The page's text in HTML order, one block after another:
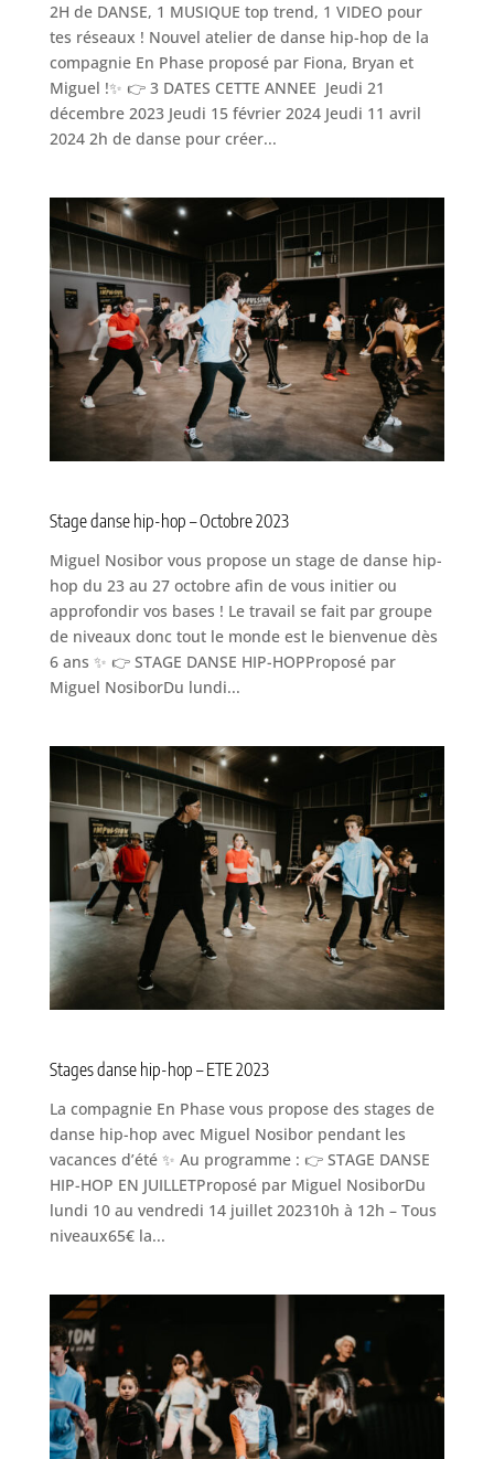
2H de DANSE, 1 MUSIQUE top trend, 1 VIDEO pour
tes réseaux ! Nouvel atelier de danse hip-hop de la
compagnie En Phase proposé par Fiona, Bryan et
Miguel !✨ 👉 3 DATES CETTE ANNEE Jeudi 21
décembre 2023 Jeudi 15 février 2024 Jeudi 11 avril
2024 2h de danse pour créer...
Stage danse hip-hop – Octobre 2023
Miguel Nosibor vous propose un stage de danse hip-
hop du 23 au 27 octobre afin de vous initier ou
approfondir vos bases ! Le travail se fait par groupe
de niveaux donc tout le monde est le bienvenue dès
6 ans ✨ 👉 STAGE DANSE HIP-HOPProposé par
Miguel NosiborDu lundi...
Stages danse hip-hop – ETE 2023
La compagnie En Phase vous propose des stages de
danse hip-hop avec Miguel Nosibor pendant les
vacances d’été ✨ Au programme : 👉 STAGE DANSE
HIP-HOP EN JUILLETProposé par Miguel NosiborDu
lundi 10 au vendredi 14 juillet 202310h à 12h – Tous
niveaux65€ la...